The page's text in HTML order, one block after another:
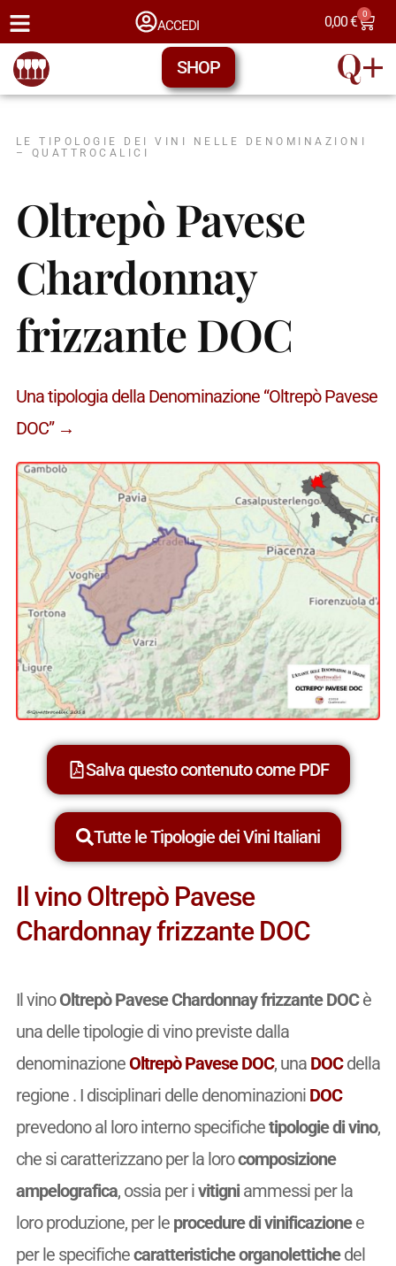
ACCEDI 0,00€ 0
SHOP
LE TIPOLOGIE DEI VINI NELLE DENOMINAZIONI
– QUATTROCALICI
Oltrepò Pavese
Chardonnay
frizzante DOC
Una tipologia della Denominazione “Oltrepò Pavese
DOC” →
Salva questo contenuto come PDF
Tutte le Tipologie dei Vini Italiani
Il vino Oltrepò Pavese
Chardonnay frizzante DOC
Il vinoOltrepò Pavese Chardonnay frizzante DOCè
una delle tipologie di vino previste dalla
denominazioneOltrepò Pavese DOC, una DOCdella
regione . I disciplinari delle denominazioni DOC
prevedono al loro interno specifichetipologie di vino,
che si caratterizzano per la lorocomposizione
ampelografica, ossia per ivitigniammessi per la
loro produzione, per le procedure di vinificazionee
per le specifichecaratteristiche organolettichedel